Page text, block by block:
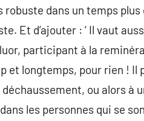
dans un temps
Et d’ajouter : ‘ Il vaut
participant à la
et longtemps, pour rien !
ou alors à
les personnes qui se